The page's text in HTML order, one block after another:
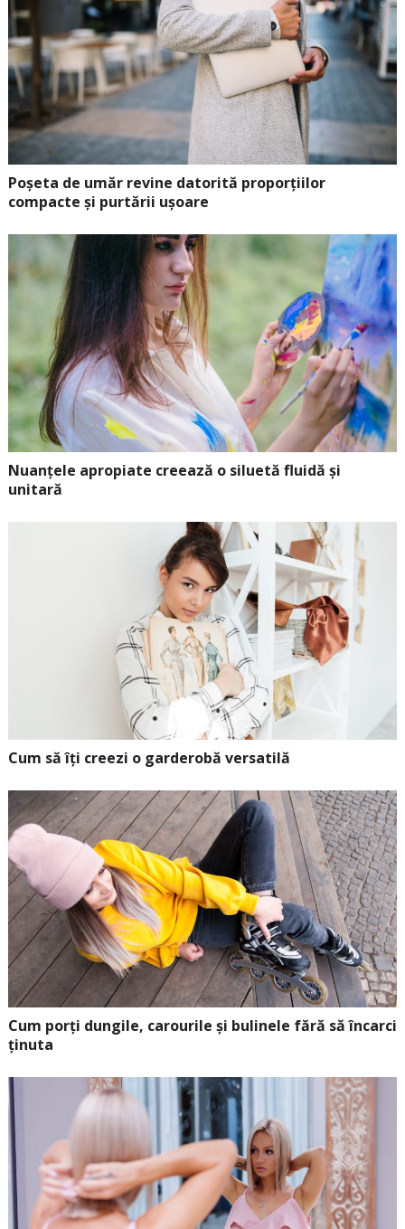
Poșeta de umăr revine datorită proporțiilor
compacte și purtării ușoare
Nuanțele apropiate creează o siluetă fluidă și
unitară
Cum să îți creezi o garderobă versatilă
Cum porți dungile, carourile și bulinele fără să încarci
ținuta